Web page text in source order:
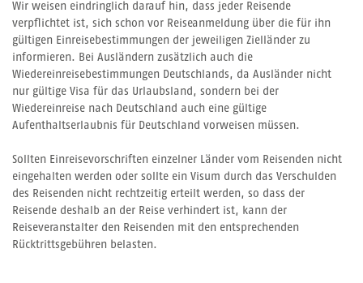
Wir weisen eindringlich darauf hin, dass jeder Reisende
verpflichtet ist, sich schon vor Reiseanmeldung über die für ihn
gültigen Einreisebestimmungen der jeweiligen Zielländer zu
informieren. Bei Ausländern zusätzlich auch die
Wiedereinreisebestimmungen Deutschlands, da Ausländer nicht
nur gültige Visa für das Urlaubsland, sondern bei der
Wiedereinreise nach Deutschland auch eine gültige
Aufenthaltserlaubnis für Deutschland vorweisen müssen.
Sollten Einreisevorschriften einzelner Länder vom Reisenden nicht
eingehalten werden oder sollte ein Visum durch das Verschulden
des Reisenden nicht rechtzeitig erteilt werden, so dass der
Reisende deshalb an der Reise verhindert ist, kann der
Reiseveranstalter den Reisenden mit den entsprechenden
Rücktrittsgebühren belasten.